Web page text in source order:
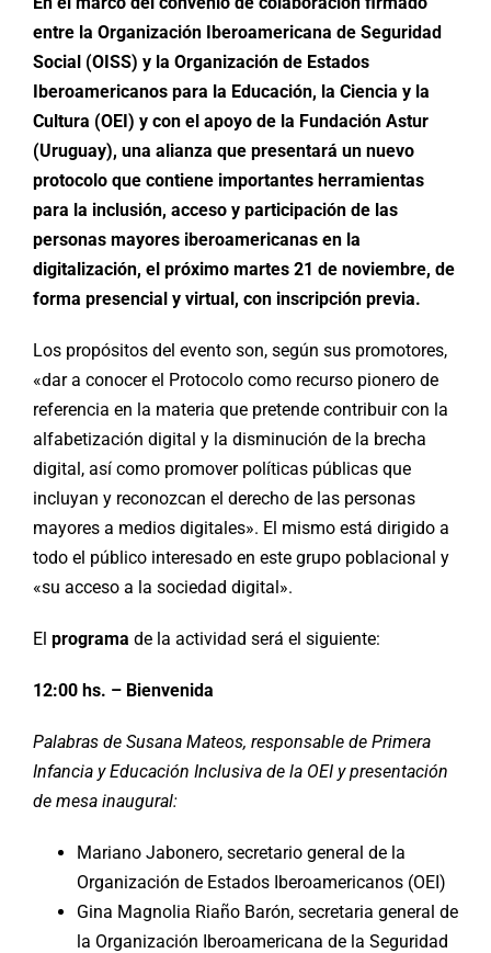
entre la Organización Iberoamericana de Seguridad
Social (OISS) y la Organización de Estados
Iberoamericanos para la Educación, la Ciencia y la
Cultura (OEI) y con el apoyo de la Fundación Astur
(Uruguay), una alianza que presentará un nuevo
protocolo que contiene importantes herramientas
para la inclusión, acceso y participación de las
personas mayores iberoamericanas en la
digitalización, el próximo martes 21 de noviembre, de
forma presencial y virtual, con inscripción previa.
Los propósitos del evento son, según sus promotores,
«dar a conocer el Protocolo como recurso pionero de
referencia en la materia que pretende contribuir con la
alfabetización digital y la disminución de la brecha
digital, así como promover políticas públicas que
incluyan y reconozcan el derecho de las personas
mayores a medios digitales». El mismo está dirigido a
todo el público interesado en este grupo poblacional y
«su acceso a la sociedad digital».
El programa de la actividad será el siguiente:
12:00 hs. – Bienvenida
Palabras de Susana Mateos, responsable de Primera
Infancia y Educación Inclusiva de la OEI y presentación
de mesa inaugural:
Mariano Jabonero, secretario general de la
Organización de Estados Iberoamericanos (OEI)
Gina Magnolia Riaño Barón, secretaria general de
la Organización Iberoamericana de la Seguridad